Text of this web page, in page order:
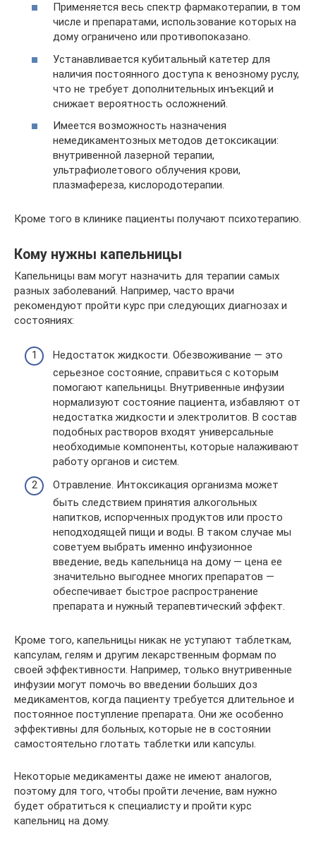
Применяется весь спектр фармакотерапии, в том
числе и препаратами, использование которых на
дому ограничено или противопоказано.
Устанавливается кубитальный катетер для
наличия постоянного доступа к венозному руслу,
что не требует дополнительных инъекций и
снижает вероятность осложнений.
Имеется возможность назначения
немедикаментозных методов детоксикации:
внутривенной лазерной терапии,
ультрафиолетового облучения крови,
плазмафереза, кислородотерапии.
Кроме того в клинике пациенты получают психотерапию.
Кому нужны капельницы
Капельницы вам могут назначить для терапии самых
разных заболеваний. Например, часто врачи
рекомендуют пройти курс при следующих диагнозах и
состояниях:
Недостаток жидкости. Обезвоживание ― это
серьезное состояние, справиться с которым
помогают капельницы. Внутривенные инфузии
нормализуют состояние пациента, избавляют от
недостатка жидкости и электролитов. В состав
подобных растворов входят универсальные
необходимые компоненты, которые налаживают
работу органов и систем.
Отравление. Интоксикация организма может
быть следствием принятия алкогольных
напитков, испорченных продуктов или просто
неподходящей пищи и воды. В таком случае мы
советуем выбрать именно инфузионное
введение, ведь капельница на дому ― цена ее
значительно выгоднее многих препаратов ―
обеспечивает быстрое распространение
препарата и нужный терапевтический эффект.
Кроме того, капельницы никак не уступают таблеткам,
капсулам, гелям и другим лекарственным формам по
своей эффективности. Например, только внутривенные
инфузии могут помочь во введении больших доз
медикаментов, когда пациенту требуется длительное и
постоянное поступление препарата. Они же особенно
эффективны для больных, которые не в состоянии
самостоятельно глотать таблетки или капсулы.
Некоторые медикаменты даже не имеют аналогов,
поэтому для того, чтобы пройти лечение, вам нужно
будет обратиться к специалисту и пройти курс
капельниц на дому.